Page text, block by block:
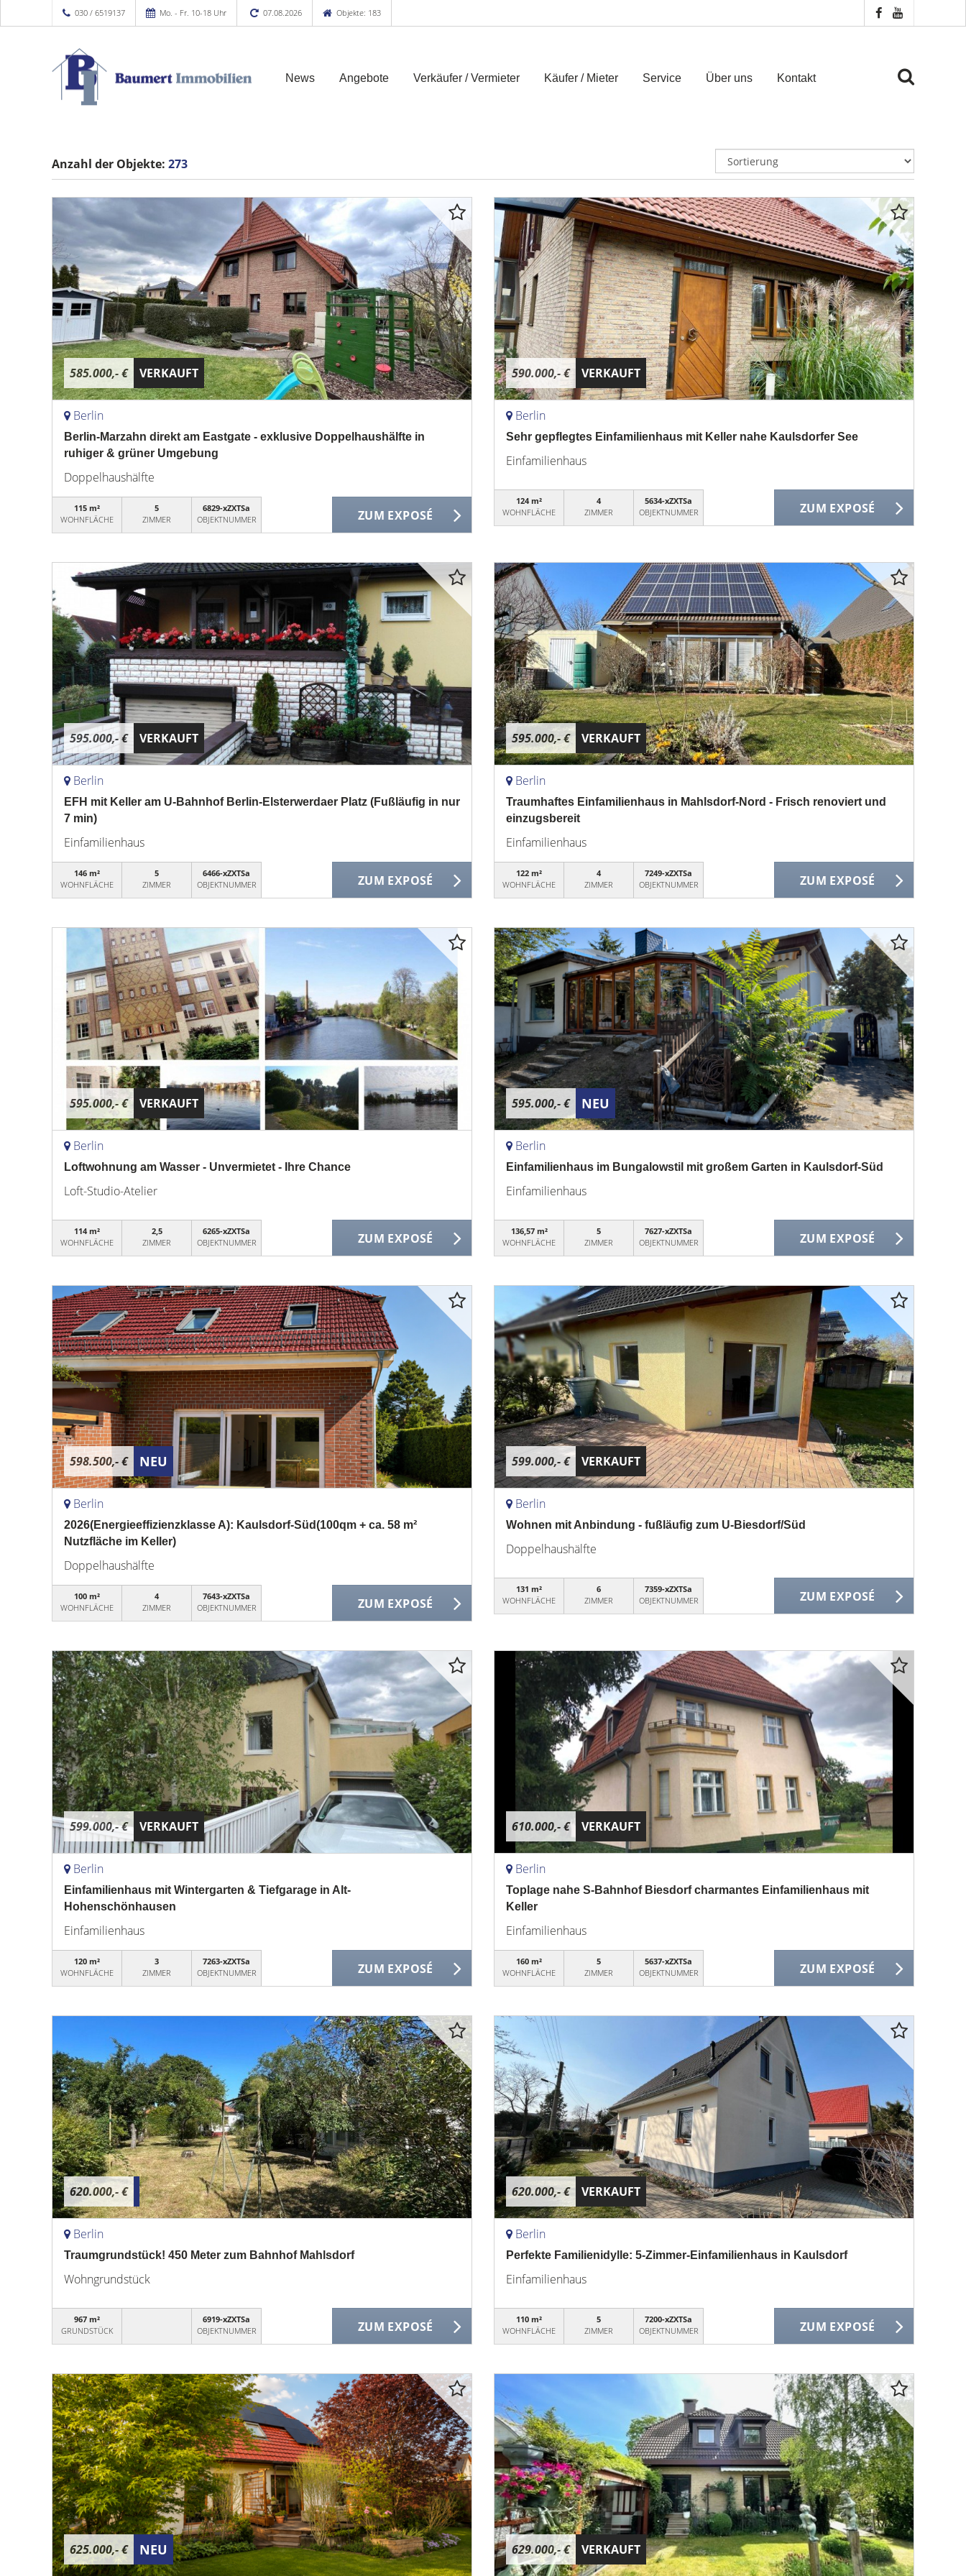
030 / 6519137 Mo. - Fr. 10-18 Uhr 07.08.2026 Objekte: 183
News Angebote Verkäufer / Vermieter Käufer / Mieter Service Über uns Kontakt
Anzahl der Objekte: 273
585.000,- € VERKAUFT
Berlin
Berlin-Marzahn direkt am Eastgate - exklusive Doppelhaushälfte in
ruhiger & grüner Umgebung
Doppelhaushälfte
115 m²
WOHNFLÄCHE
5
ZIMMER
6829-xZXTSa
OBJEKTNUMMER
ZUM EXPOSÉ
590.000,- € VERKAUFT
Berlin
Sehr gepflegtes Einfamilienhaus mit Keller nahe Kaulsdorfer See
Einfamilienhaus
124 m²
WOHNFLÄCHE
4
ZIMMER
5634-xZXTSa
OBJEKTNUMMER
ZUM EXPOSÉ
595.000,- € VERKAUFT
Berlin
EFH mit Keller am U-Bahnhof Berlin-Elsterwerdaer Platz (Fußläufig in nur
7 min)
Einfamilienhaus
146 m²
WOHNFLÄCHE
5
ZIMMER
6466-xZXTSa
OBJEKTNUMMER
ZUM EXPOSÉ
595.000,- € VERKAUFT
Berlin
Traumhaftes Einfamilienhaus in Mahlsdorf-Nord - Frisch renoviert und
einzugsbereit
Einfamilienhaus
122 m²
WOHNFLÄCHE
4
ZIMMER
7249-xZXTSa
OBJEKTNUMMER
ZUM EXPOSÉ
595.000,- € VERKAUFT
Berlin
Loftwohnung am Wasser - Unvermietet - Ihre Chance
Loft-Studio-Atelier
114 m²
WOHNFLÄCHE
2,5
ZIMMER
6265-xZXTSa
OBJEKTNUMMER
ZUM EXPOSÉ
595.000,- € NEU
Berlin
Einfamilienhaus im Bungalowstil mit großem Garten in Kaulsdorf-Süd
Einfamilienhaus
136,57 m²
WOHNFLÄCHE
5
ZIMMER
7627-xZXTSa
OBJEKTNUMMER
ZUM EXPOSÉ
598.500,- € NEU
Berlin
2026(Energieeffizienzklasse A): Kaulsdorf-Süd(100qm + ca. 58 m²
Nutzfläche im Keller)
Doppelhaushälfte
100 m²
WOHNFLÄCHE
4
ZIMMER
7643-xZXTSa
OBJEKTNUMMER
ZUM EXPOSÉ
599.000,- € VERKAUFT
Berlin
Wohnen mit Anbindung - fußläufig zum U-Biesdorf/Süd
Doppelhaushälfte
131 m²
WOHNFLÄCHE
6
ZIMMER
7359-xZXTSa
OBJEKTNUMMER
ZUM EXPOSÉ
599.000,- € VERKAUFT
Berlin
Einfamilienhaus mit Wintergarten & Tiefgarage in Alt-
Hohenschönhausen
Einfamilienhaus
120 m²
WOHNFLÄCHE
3
ZIMMER
7263-xZXTSa
OBJEKTNUMMER
ZUM EXPOSÉ
610.000,- € VERKAUFT
Berlin
Toplage nahe S-Bahnhof Biesdorf charmantes Einfamilienhaus mit
Keller
Einfamilienhaus
160 m²
WOHNFLÄCHE
5
ZIMMER
5637-xZXTSa
OBJEKTNUMMER
ZUM EXPOSÉ
620.000,- €
Berlin
Traumgrundstück! 450 Meter zum Bahnhof Mahlsdorf
Wohngrundstück
967 m²
GRUNDSTÜCK
6919-xZXTSa
OBJEKTNUMMER
ZUM EXPOSÉ
620.000,- € VERKAUFT
Berlin
Perfekte Familienidylle: 5-Zimmer-Einfamilienhaus in Kaulsdorf
Einfamilienhaus
110 m²
WOHNFLÄCHE
5
ZIMMER
7200-xZXTSa
OBJEKTNUMMER
ZUM EXPOSÉ
625.000,- € NEU 629.000,- € VERKAUFT